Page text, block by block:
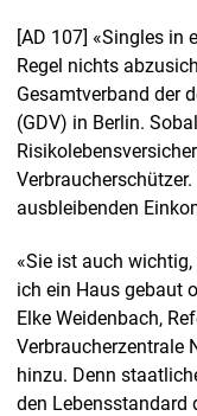
[AD 107] «Singles in
Regel nichts
Gesamtverband der
(GDV) in Berlin.
ausbleibenden
«Sie ist auch
ich ein Haus gebaut
Elke Weidenbach,
Verbraucherzentrale
hinzu. Denn
den Lebensstandard